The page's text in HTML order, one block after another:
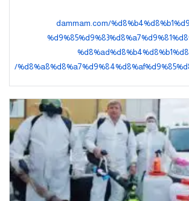
dammam.com/